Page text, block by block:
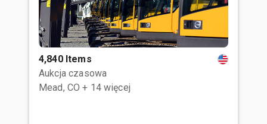
4,840 Items
Aukcja czasowa
Mead, CO + 14 więcej